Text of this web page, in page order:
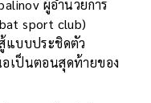
ผู้อำนวยการ
sport club)
แบบประชิดตัว
อเป็นตอนสุดท้ายของ